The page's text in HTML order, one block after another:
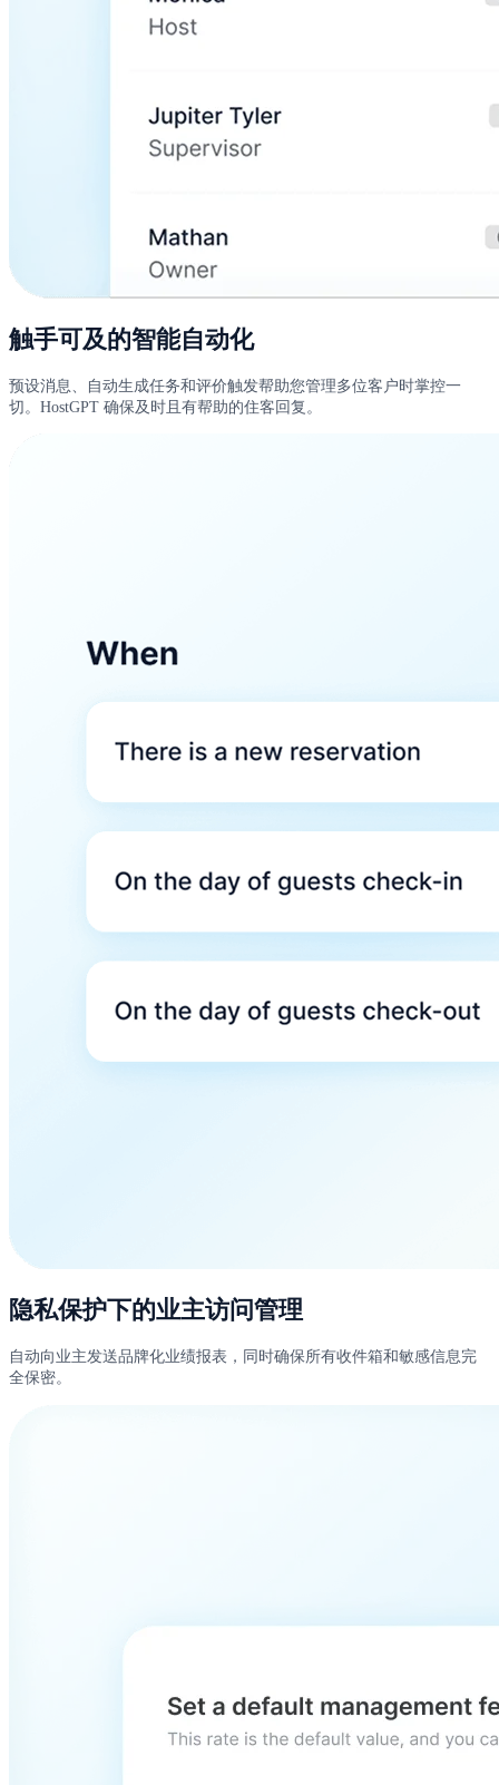
触手可及的智能自动化
预设消息、自动生成任务和评价触发帮助您管理多位客户时掌控一
切。HostGPT 确保及时且有帮助的住客回复。
隐私保护下的业主访问管理
自动向业主发送品牌化业绩报表，同时确保所有收件箱和敏感信息完
全保密。